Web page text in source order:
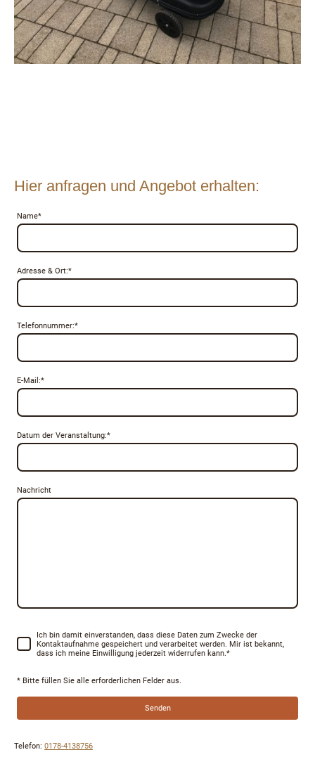
Hier anfragen und Angebot erhalten:
Name*
Adresse & Ort:*
Telefonnummer:*
E-Mail:*
Datum der Veranstaltung:*
Nachricht
Ich bin damit einverstanden, dass diese Daten zum Zwecke der
Kontaktaufnahme gespeichert und verarbeitet werden. Mir ist bekannt,
dass ich meine Einwilligung jederzeit widerrufen kann.*
* Bitte füllen Sie alle erforderlichen Felder aus.
Senden
Telefon: 0178-4138756